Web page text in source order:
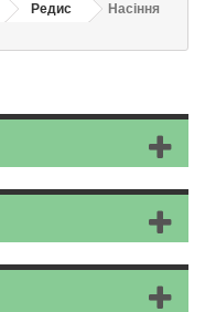
Редис
Насіння